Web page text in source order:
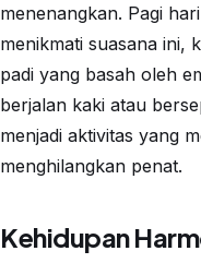
menenangkan. Pagi
menikmati suasana ini,
padi yang basah oleh
berjalan kaki atau
menjadi aktivitas yang
menghilangkan penat.
Kehidupan